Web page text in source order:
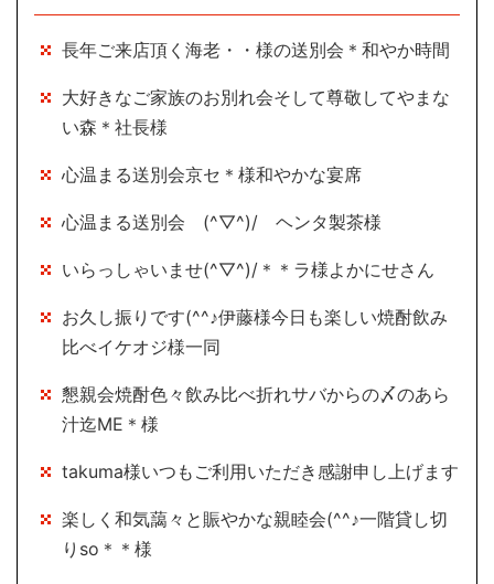
長年ご来店頂く海老・・様の送別会＊和やか時間
大好きなご家族のお別れ会そして尊敬してやまな
い森＊社長様
心温まる送別会京セ＊様和やかな宴席
心温まる送別会 (^▽^)/ ヘンタ製茶様
いらっしゃいませ(^▽^)/＊＊ラ様よかにせさん
お久し振りです(^^♪伊藤様今日も楽しい焼酎飲み
比べイケオジ様一同
懇親会焼酎色々飲み比べ折れサバからの〆のあら
汁迄ME＊様
takuma様いつもご利用いただき感謝申し上げます
楽しく和気藹々と賑やかな親睦会(^^♪一階貸し切
りso＊＊様